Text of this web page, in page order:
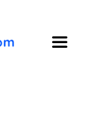
Toggle